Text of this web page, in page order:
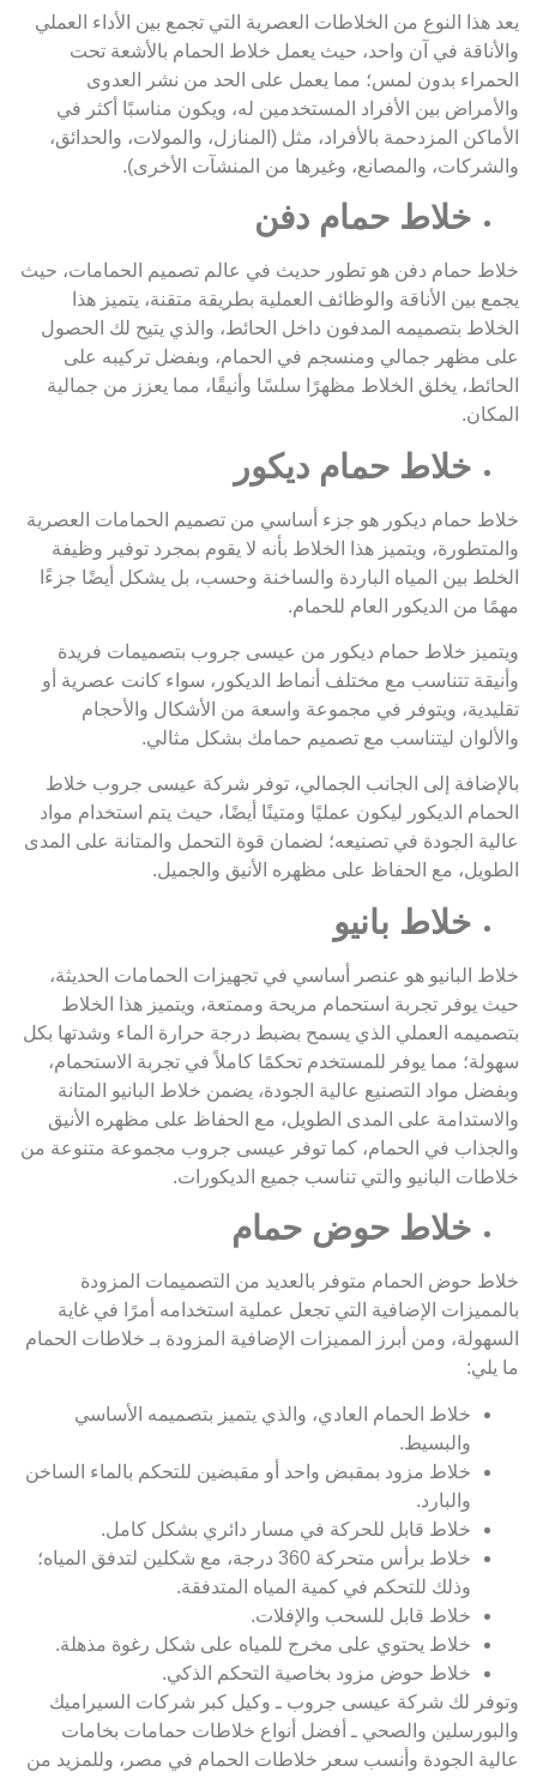
يعد هذا النوع من الخلاطات العصرية التي تجمع بين الأداء العملي
والأناقة في آن واحد، حيث يعمل خلاط الحمام بالأشعة تحت
الحمراء بدون لمس؛ مما يعمل على الحد من نشر العدوى
والأمراض بين الأفراد المستخدمين له، ويكون مناسبًا أكثر في
الأماكن المزدحمة بالأفراد، مثل (المنازل، والمولات، والحدائق،
والشركات، والمصانع، وغيرها من المنشآت الأخرى).
خلاط حمام دفن
خلاط حمام دفن هو تطور حديث في عالم تصميم الحمامات، حيث
يجمع بين الأناقة والوظائف العملية بطريقة متقنة، يتميز هذا
الخلاط بتصميمه المدفون داخل الحائط، والذي يتيح لك الحصول
على مظهر جمالي ومنسجم في الحمام، وبفضل تركيبه على
الحائط، يخلق الخلاط مظهرًا سلسًا وأنيقًا، مما يعزز من جمالية
المكان.
خلاط حمام ديكور
خلاط حمام ديكور هو جزء أساسي من تصميم الحمامات العصرية
والمتطورة، ويتميز هذا الخلاط بأنه لا يقوم بمجرد توفير وظيفة
الخلط بين المياه الباردة والساخنة وحسب، بل يشكل أيضًا جزءًا
مهمًا من الديكور العام للحمام.
ويتميز خلاط حمام ديكور من عيسى جروب بتصميمات فريدة
وأنيقة تتناسب مع مختلف أنماط الديكور، سواء كانت عصرية أو
تقليدية، ويتوفر في مجموعة واسعة من الأشكال والأحجام
والألوان ليتناسب مع تصميم حمامك بشكل مثالي.
بالإضافة إلى الجانب الجمالي، توفر شركة عيسى جروب خلاط
الحمام الديكور ليكون عمليًا ومتينًا أيضًا، حيث يتم استخدام مواد
عالية الجودة في تصنيعه؛ لضمان قوة التحمل والمتانة على المدى
الطويل، مع الحفاظ على مظهره الأنيق والجميل.
خلاط بانيو
خلاط البانيو هو عنصر أساسي في تجهيزات الحمامات الحديثة،
حيث يوفر تجربة استحمام مريحة وممتعة، ويتميز هذا الخلاط
بتصميمه العملي الذي يسمح بضبط درجة حرارة الماء وشدتها بكل
سهولة؛ مما يوفر للمستخدم تحكمًا كاملاً في تجربة الاستحمام،
وبفضل مواد التصنيع عالية الجودة، يضمن خلاط البانيو المتانة
والاستدامة على المدى الطويل، مع الحفاظ على مظهره الأنيق
والجذاب في الحمام، كما توفر عيسى جروب مجموعة متنوعة من
خلاطات البانيو والتي تناسب جميع الديكورات.
خلاط حوض حمام
خلاط حوض الحمام متوفر بالعديد من التصميمات المزودة
بالمميزات الإضافية التي تجعل عملية استخدامه أمرًا في غاية
السهولة، ومن أبرز المميزات الإضافية المزودة بـ خلاطات الحمام
ما يلي:
خلاط الحمام العادي، والذي يتميز بتصميمه الأساسي
والبسيط.
خلاط مزود بمقبض واحد أو مقبضين للتحكم بالماء الساخن
والبارد.
خلاط قابل للحركة في مسار دائري بشكل كامل.
خلاط برأس متحركة 360 درجة، مع شكلين لتدفق المياه؛
وذلك للتحكم في كمية المياه المتدفقة.
خلاط قابل للسحب والإفلات.
خلاط يحتوي على مخرج للمياه على شكل رغوة مذهلة.
خلاط حوض مزود بخاصية التحكم الذكي.
وتوفر لك شركة عيسى جروب ـ وكيل كبر شركات السيراميك
والبورسلين والصحي ـ أفضل أنواع خلاطات حمامات بخامات
عالية الجودة وأنسب سعر خلاطات الحمام في مصر، وللمزيد من